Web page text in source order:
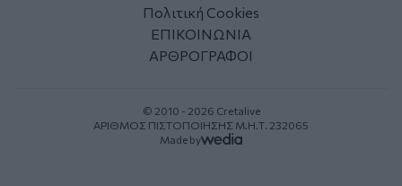
Πολιτική Cookies
ΕΠΙΚΟΙΝΩΝΙΑ
ΑΡΘΡΟΓΡΑΦΟΙ
© 2010 - 2026 Cretalive
ΑΡΙΘΜΟΣ ΠΙΣΤΟΠΟΙΗΣΗΣ Μ.Η.Τ. 232065
Made by